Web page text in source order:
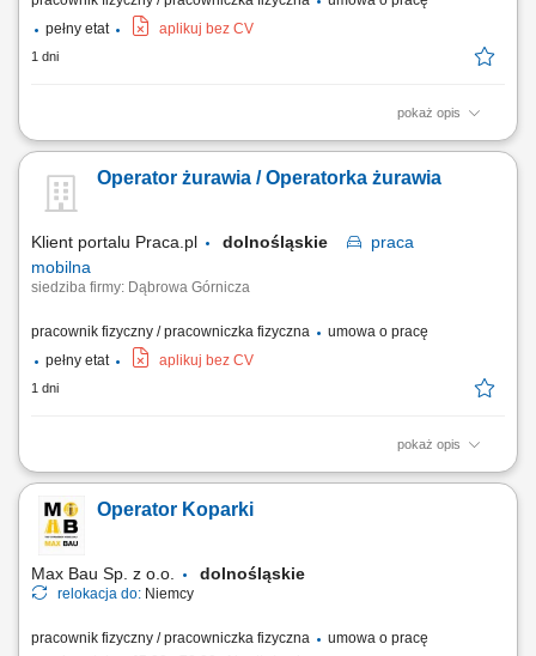
pełny etat
aplikuj bez CV
1 dni
pokaż opis
Realizacja prac w zakresie robót ziemnych przy użyciu koparki kołowej
wytycznymi kierownika budowy; Dbanie o stan techniczny
powierzonego sprzętu; Przestrzeganie przepisów i zasad BHP;
Operator żurawia / Operatorka żurawia
Klient portalu Praca.pl dolnośląskie
praca
mobilna
siedziba firmy: Dąbrowa Górnicza
pracownik fizyczny / pracowniczka fizyczna
umowa o pracę
pełny etat
aplikuj bez CV
1 dni
pokaż opis
Obsługa żurawia samojezdnego LIEBHERR LTM 1030-2.1 30 t;
Realizacja prac transportowych oraz załadunkowych na budowach;
Działania mające na celu zapewnienie ciągłości produkcji;
Przestrzeganie obowiązujących procedur, instrukcji oraz regulaminów;
Operator Koparki
Max Bau Sp. z o.o. dolnośląskie
relokacja do: Niemcy
pracownik fizyczny / pracowniczka fizyczna
umowa o pracę